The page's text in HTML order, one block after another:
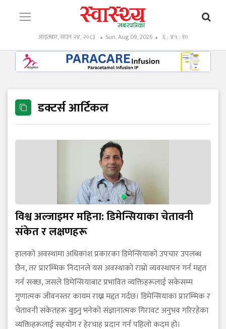
आइतबार, साउन २४, २०८३ Sun, Aug 09, 2026 ६ : ४५ : ११
डक्टर्स आर्टिकल
विश्व अल्जाइमर महिना: डिमेन्सियाका चेतावनी
संकेत र लक्षणहरू
हालको अवस्थामा अधिकांश प्रकारका डिमेन्सियाको उपचार उपलब्ध
छैन, तर प्रारम्भिक निदानले यस अवस्थाको राम्रो व्यवस्थापन गर्न मद्दत
गर्न सक्छ, जसले डिमेन्सियाबाट प्रभावित व्यक्तिहरूलाई सकेसम्म
गुणात्मक जीवनस्तर कायम राख्न मद्दत गर्दछ। डिमेन्सियाका प्रारम्भिक र
चेतावनी संकेतहरू बुझ्नु भनेको संज्ञानात्मक गिरावट अनुभव गरिरहेका
व्यक्तिहरूलाई सहयोग र हेरचाह प्रदान गर्न पहिलो कदम हो।